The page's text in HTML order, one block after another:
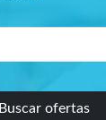
Buscar ofertas